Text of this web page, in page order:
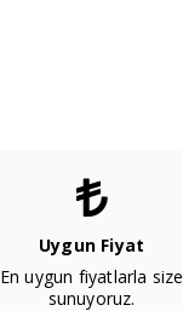
Uygun Fiyat
En uygun fiyatlarla size
sunuyoruz.